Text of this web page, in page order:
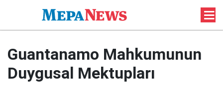
Guantanamo Mahkumunun
Duygusal Mektupları